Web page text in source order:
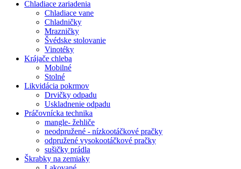
Chladiace zariadenia
Chladiace vane
Chladničky
Mrazničky
Švédske stolovanie
Vinotéky
Krájače chleba
Mobilné
Stolné
Likvidácia pokrmov
Drvičky odpadu
Uskladnenie odpadu
Práčovnícka technika
mangle- žehliče
neodpružené - nízkootáčkové pračky
odpružené vysokootáčkové pračky
sušičky prádla
Škrabky na zemiaky